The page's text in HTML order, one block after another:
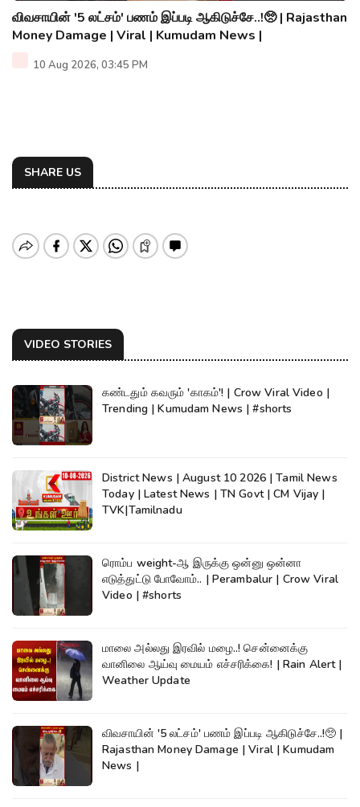
விவசாயின் '5 லட்சம்' பணம் இப்படி ஆகிடுச்சே..!🥺 | Rajasthan
Money Damage | Viral | Kumudam News |
10 Aug 2026, 03:45 PM
SHARE US
VIDEO STORIES
கண்டதும் கவரும் 'காகம்'! | Crow Viral Video |
Trending | Kumudam News | #shorts
District News | August 10 2026 | Tamil News
Today | Latest News | TN Govt | CM Vijay |
TVK|Tamilnadu
ரொம்ப weight-ஆ இருக்கு ஒன்னு ஒன்னா
எடுத்துட்டு போவோம்.. | Perambalur | Crow Viral
Video | #shorts
மாலை அல்லது இரவில் மழை..! சென்னைக்கு
வானிலை ஆய்வு மையம் எச்சரிக்கை! | Rain Alert |
Weather Update
விவசாயின் '5 லட்சம்' பணம் இப்படி ஆகிடுச்சே..!🥺 |
Rajasthan Money Damage | Viral | Kumudam
News |